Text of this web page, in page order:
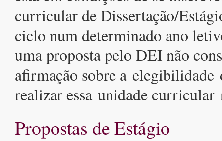
curricular de Dissertação/
ciclo num determinado ano
uma proposta pelo DEI não
afirmação sobre a elegibilidade
realizar essa unidade curricular
Propostas de Estágio